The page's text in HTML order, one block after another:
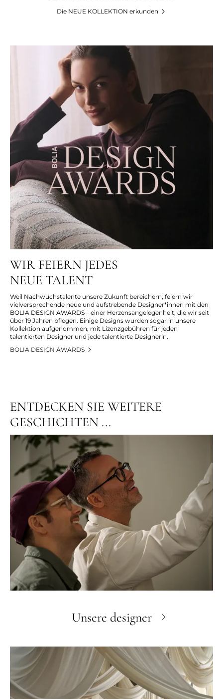
Die NEUE KOLLEKTION erkunden
WIR FEIERN JEDES
NEUE TALENT
Weil Nachwuchstalente unsere Zukunft bereichern, feiern wir
vielversprechende neue und aufstrebende Designer*innen mit den
BOLIA DESIGN AWARDS – einer Herzensangelegenheit, die wir seit
über 19 Jahren pflegen. Einige Designs wurden sogar in unsere
Kollektion aufgenommen, mit Lizenzgebühren für jeden
talentierten Designer und jede talentierte Designerin.
BOLIA DESIGN AWARDS
ENTDECKEN SIE WEITERE
GESCHICHTEN ...
Unsere designer